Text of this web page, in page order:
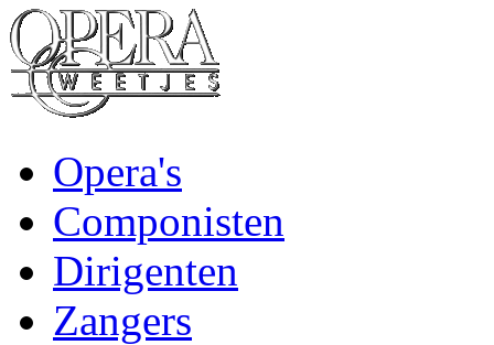
Opera's
Componisten
Dirigenten
Zangers